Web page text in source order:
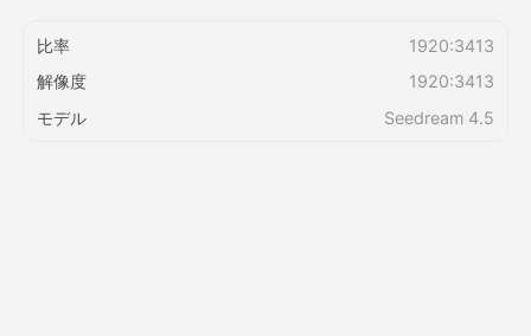
価格
比率
1920:3413
解像度
1920:3413
モデル
Seedream 4.5